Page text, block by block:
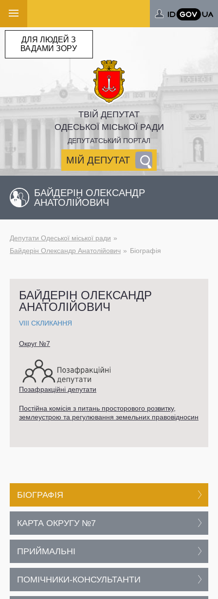
ТВІЙ ДЕПУТАТ
ОДЕСЬКОЇ МІСЬКОЇ РАДИ
ДЕПУТАТСЬКИЙ ПОРТАЛ
МІЙ ДЕПУТАТ
ДЛЯ ЛЮДЕЙ З
ВАДАМИ ЗОРУ
БАЙДЕРІН ОЛЕКСАНДР
АНАТОЛІЙОВИЧ
Депутати Одеської міської ради
Байдерін Олександр Анатолійович
Біографія
БАЙДЕРІН ОЛЕКСАНДР
АНАТОЛІЙОВИЧ
VIII СКЛИКАННЯ
Округ №7
Позафракційні депутати
Постійна комісія з питань просторового розвитку,
землеустрою та регулювання земельних правовідносин
БІОГРАФІЯ
КАРТА ОКРУГУ №7
ПРИЙМАЛЬНІ
ПОМІЧНИКИ-КОНСУЛЬТАНТИ